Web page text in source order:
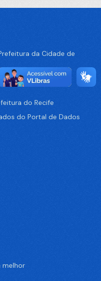
da Cidade de
no Portal de Dados
do Recife
do Portal de Dados
melhor